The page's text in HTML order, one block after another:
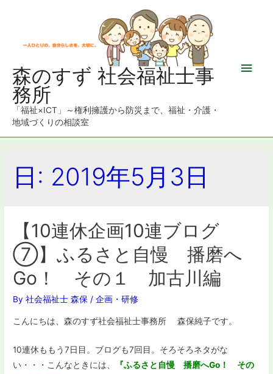
森のすず 社会福祉士事
務所
「福祉×ICT」～権利擁護から防災まで、福祉・介護・
地域づくりの相談室
メ
日: 2019年5月3日
【10連休企画10連ブログ
⑦】ふるさと自慢 播磨へ
Go！ その１ 加古川編
By社会福祉士 森保 /企画・研修
こんにちは、森のすず社会福祉士事務所 森保純子です。
10連休ももう7日目。ブログも7回目。そろそろネタがな
い・・・こんなときには、
『ふるさと自慢 播磨へGo！ その